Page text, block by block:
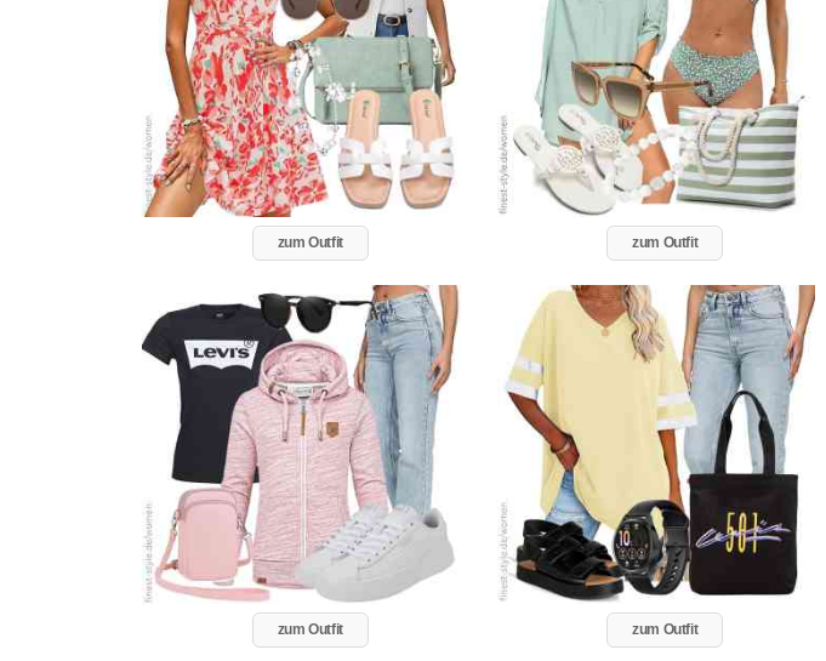
zum Outfit zum Outfit
zum Outfit zum Outfit